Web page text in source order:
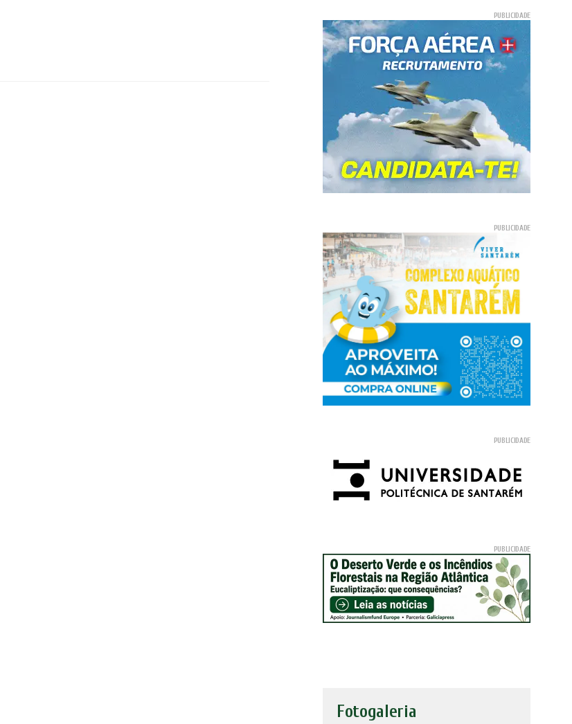
Fotogaleria